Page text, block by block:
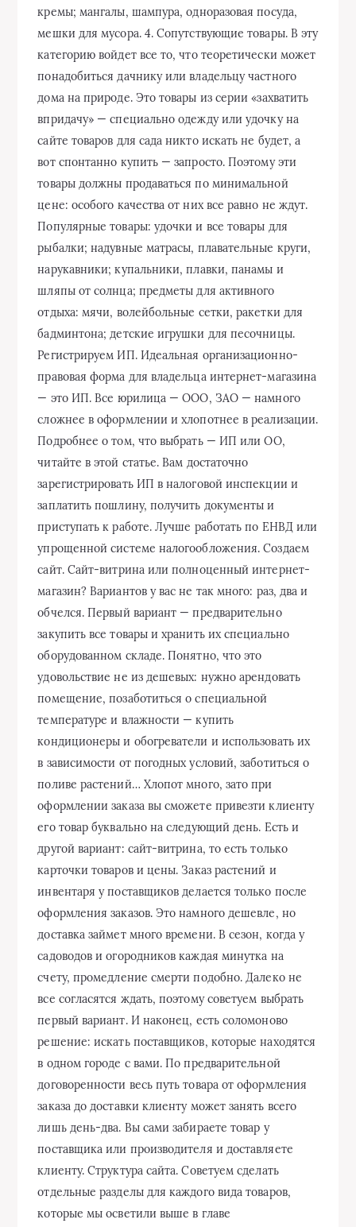
кремы; мангалы, шампура, одноразовая посуда,
мешки для мусора. 4. Сопутствующие товары. В эту
категорию войдет все то, что теоретически может
понадобиться дачнику или владельцу частного
дома на природе. Это товары из серии «захватить
впридачу» — специально одежду или удочку на
сайте товаров для сада никто искать не будет, а
вот спонтанно купить — запросто. Поэтому эти
товары должны продаваться по минимальной
цене: особого качества от них все равно не ждут.
Популярные товары: удочки и все товары для
рыбалки; надувные матрасы, плавательные круги,
нарукавники; купальники, плавки, панамы и
шляпы от солнца; предметы для активного
отдыха: мячи, волейбольные сетки, ракетки для
бадминтона; детские игрушки для песочницы.
Регистрируем ИП. Идеальная организационно-
правовая форма для владельца интернет-магазина
— это ИП. Все юрилица — ООО, ЗАО — намного
сложнее в оформлении и хлопотнее в реализации.
Подробнее о том, что выбрать — ИП или ОО,
читайте в этой статье. Вам достаточно
зарегистрировать ИП в налоговой инспекции и
заплатить пошлину, получить документы и
приступать к работе. Лучше работать по ЕНВД или
упрощенной системе налогообложения. Создаем
сайт. Сайт-витрина или полноценный интернет-
магазин? Вариантов у вас не так много: раз, два и
обчелся. Первый вариант — предварительно
закупить все товары и хранить их специально
оборудованном складе. Понятно, что это
удовольствие не из дешевых: нужно арендовать
помещение, позаботиться о специальной
температуре и влажности — купить
кондиционеры и обогреватели и использовать их
в зависимости от погодных условий, заботиться о
поливе растений… Хлопот много, зато при
оформлении заказа вы сможете привезти клиенту
его товар буквально на следующий день. Есть и
другой вариант: сайт-витрина, то есть только
карточки товаров и цены. Заказ растений и
инвентаря у поставщиков делается только после
оформления заказов. Это намного дешевле, но
доставка займет много времени. В сезон, когда у
садоводов и огородников каждая минутка на
счету, промедление смерти подобно. Далеко не
все согласятся ждать, поэтому советуем выбрать
первый вариант. И наконец, есть соломоново
решение: искать поставщиков, которые находятся
в одном городе с вами. По предварительной
договоренности весь путь товара от оформления
заказа до доставки клиенту может занять всего
лишь день-два. Вы сами забираете товар у
поставщика или производителя и доставляете
клиенту. Структура сайта. Советуем сделать
отдельные разделы для каждого вида товаров,
которые мы осветили выше в главе